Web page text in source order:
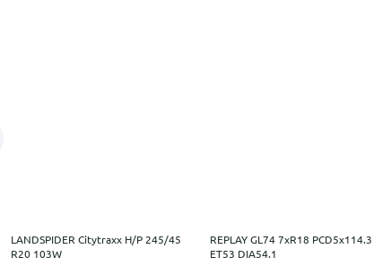
LANDSPIDER Citytraxx H/P 245/45
R20 103W
REPLAY GL74 7xR18 PCD5x114.3
ET53 DIA54.1